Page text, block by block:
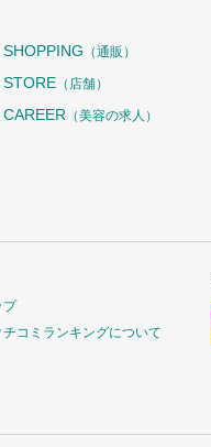
（通販）
（店舗）
（美容の求人）
プ
コミランキングについて